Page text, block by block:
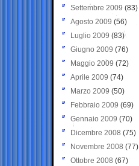
Settembre 2009 (83)
Agosto 2009 (56)
Luglio 2009 (83)
Giugno 2009 (76)
Maggio 2009 (72)
Aprile 2009 (74)
Marzo 2009 (50)
Febbraio 2009 (69)
Gennaio 2009 (70)
Dicembre 2008 (75)
Novembre 2008 (77)
Ottobre 2008 (67)